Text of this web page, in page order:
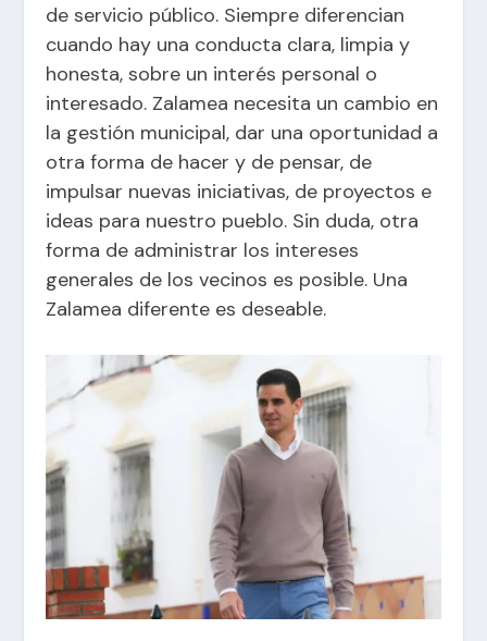
de servicio público. Siempre diferencian
cuando hay una conducta clara, limpia y
honesta, sobre un interés personal o
interesado. Zalamea necesita un cambio en
la gestión municipal, dar una oportunidad a
otra forma de hacer y de pensar, de
impulsar nuevas iniciativas, de proyectos e
ideas para nuestro pueblo. Sin duda, otra
forma de administrar los intereses
generales de los vecinos es posible. Una
Zalamea diferente es deseable.